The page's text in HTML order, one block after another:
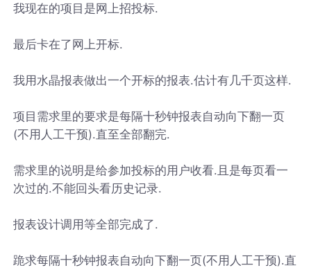
我现在的项目是网上招投标.
最后卡在了网上开标.
我用水晶报表做出一个开标的报表.估计有几千页这样.
项目需求里的要求是每隔十秒钟报表自动向下翻一页
(不用人工干预).直至全部翻完.
需求里的说明是给参加投标的用户收看.且是每页看一
次过的.不能回头看历史记录.
报表设计调用等全部完成了.
跪求每隔十秒钟报表自动向下翻一页(不用人工干预).直